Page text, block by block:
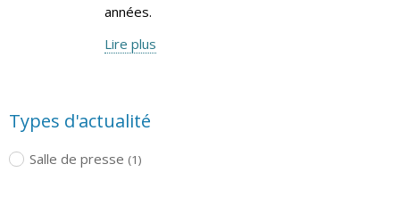
années.
Lire plus
Types d'actualité
Salle de presse (1)